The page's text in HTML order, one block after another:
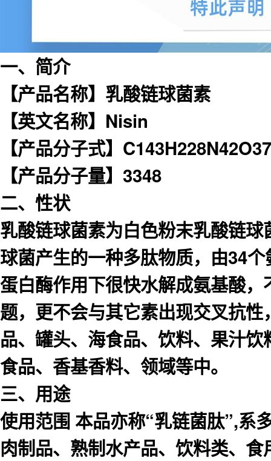
一、简介
【产品名称】乳酸链球菌素
【英文名称】Nisin
【产品分子式】
【产品分子量】3348
二、性状
乳酸链球菌素为白色粉末乳酸链
球菌产生的一种多肽物质，由34
蛋白酶作用下很快水解成氨基酸
题，更不会与其它素出现交叉抗
品、罐头、海食品、饮料、果汁
食品、香基香料、领域等中。
三、用途
使用范围 本品亦称“乳链菌肽”,系
肉制品、熟制水产品、饮料类、